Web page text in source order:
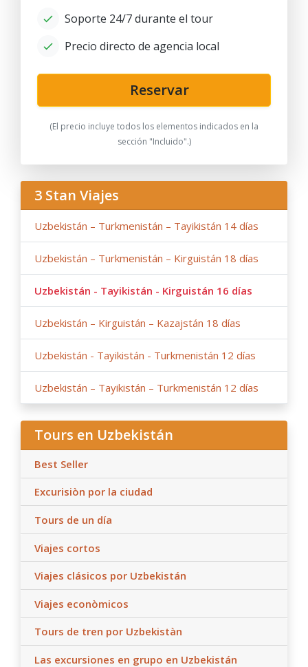
Soporte 24/7 durante el tour
Precio directo de agencia local
Reservar
(El precio incluye todos los elementos indicados en la
sección "Incluido".)
3 Stan Viajes
Uzbekistán – Turkmenistán – Tayikistán 14 días
Uzbekistán – Turkmenistán – Kirguistán 18 días
Uzbekistán - Tayikistán - Kirguistán 16 días
Uzbekistán – Kirguistán – Kazajstán 18 días
Uzbekistán - Tayikistán - Turkmenistán 12 días
Uzbekistán – Tayikistán – Turkmenistán 12 días
Tours en Uzbekistán
Best Seller
Excurisiòn por la ciudad
Tours de un día
Viajes cortos
Viajes clásicos por Uzbekistán
Viajes econòmicos
Tours de tren por Uzbekistàn
Las excursiones en grupo en Uzbekistán